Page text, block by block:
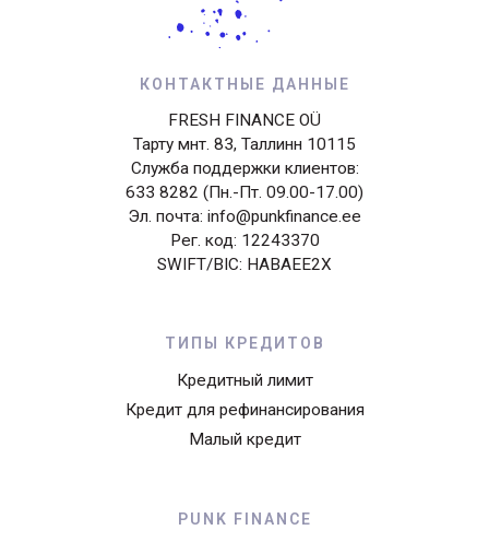
КОНТАКТНЫЕ ДАННЫЕ
FRESH FINANCE OÜ
Тарту мнт. 83, Таллинн 10115
Служба поддержки клиентов:
633 8282 (Пн.-Пт. 09.00-17.00)
Эл. почта: info@punkfinance.ee
Рег. код: 12243370
SWIFT/BIC: HABAEE2X
ТИПЫ КРЕДИТОВ
Кредитный лимит
Кредит для рефинансирования
Малый кредит
PUNK FINANCE